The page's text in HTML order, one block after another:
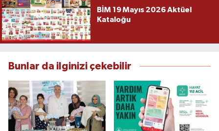
BİM 19 Mayıs 2026 Aktüel
Kataloğu
Bunlar da ilginizi çekebilir